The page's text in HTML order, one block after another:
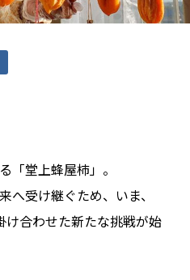
「堂上蜂屋柿」。
へ受け継ぐため、いま、
け合わせた新たな挑戦が始